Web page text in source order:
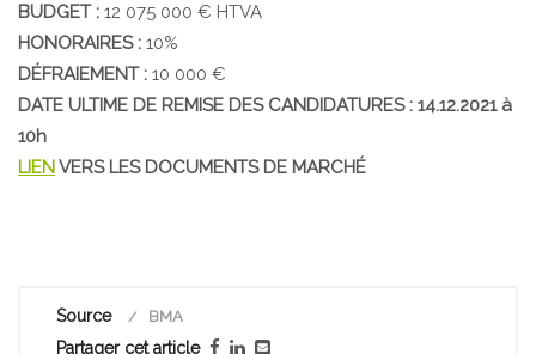
BUDGET : 12 075 000 € HTVA
HONORAIRES : 10%
DÉFRAIEMENT : 10 000 €
DATE ULTIME DE REMISE DES CANDIDATURES : 14.12.2021 à
10h
LIEN VERS LES DOCUMENTS DE MARCHÉ
Source BMA
Partager cet article